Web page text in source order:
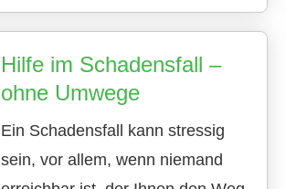
Hilfe im Schadensfall –
ohne Umwege
Ein Schadensfall kann stressig
sein, vor allem, wenn niemand